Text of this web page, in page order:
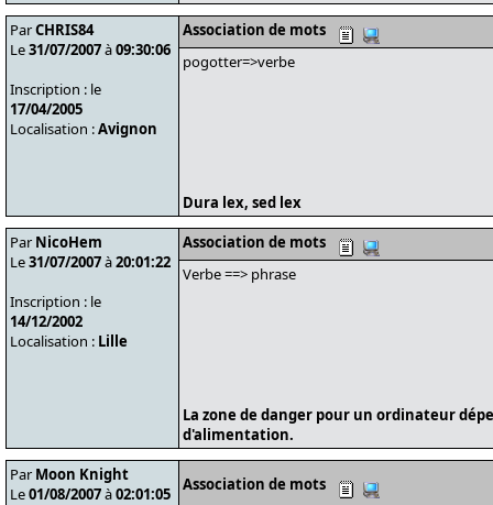
ParCHRIS84
Le31/07/2007à09:30:06
Inscription : le
17/04/2005
Localisation :Avignon
Association de mots
pogotter=>verbe
Dura lex, sed lex
Par NicoHem
Le31/07/2007à20:01:22
Inscription : le
14/12/2002
Localisation : Lille
Association de mots
Verbe ==> phrase
La zone de danger pour un ordinateur
d'alimentation.
Par Moon Knight
Le01/08/2007à02:01:05 Association de mots